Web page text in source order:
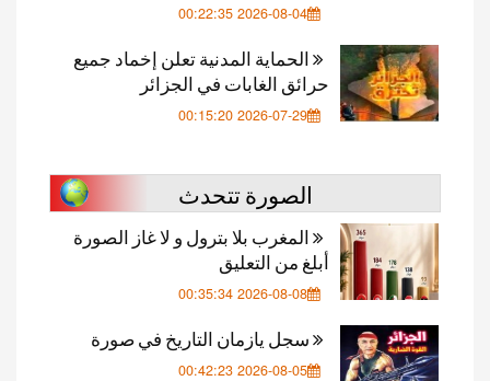
2026-08-04 00:22:35
الحماية المدنية تعلن إخماد جميع
حرائق الغابات في الجزائر
2026-07-29 00:15:20
الصورة تتحدث
المغرب بلا بترول و لا غاز الصورة
أبلغ من التعليق
2026-08-08 00:35:34
سجل يازمان التاريخ في صورة
2026-08-05 00:42:23